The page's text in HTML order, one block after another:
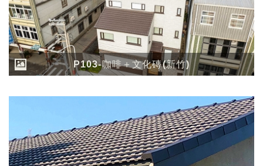
P103-咖啡＋文化磚(新竹)